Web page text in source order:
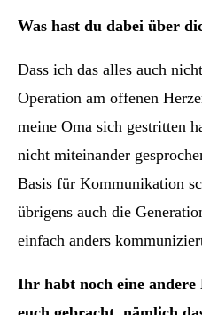
Was hast du dabei über
Dass ich das alles auch
Operation am offenen
meine Oma sich gestritten
nicht miteinander
Basis für Kommunikation
übrigens auch die
einfach anders
Ihr habt noch eine